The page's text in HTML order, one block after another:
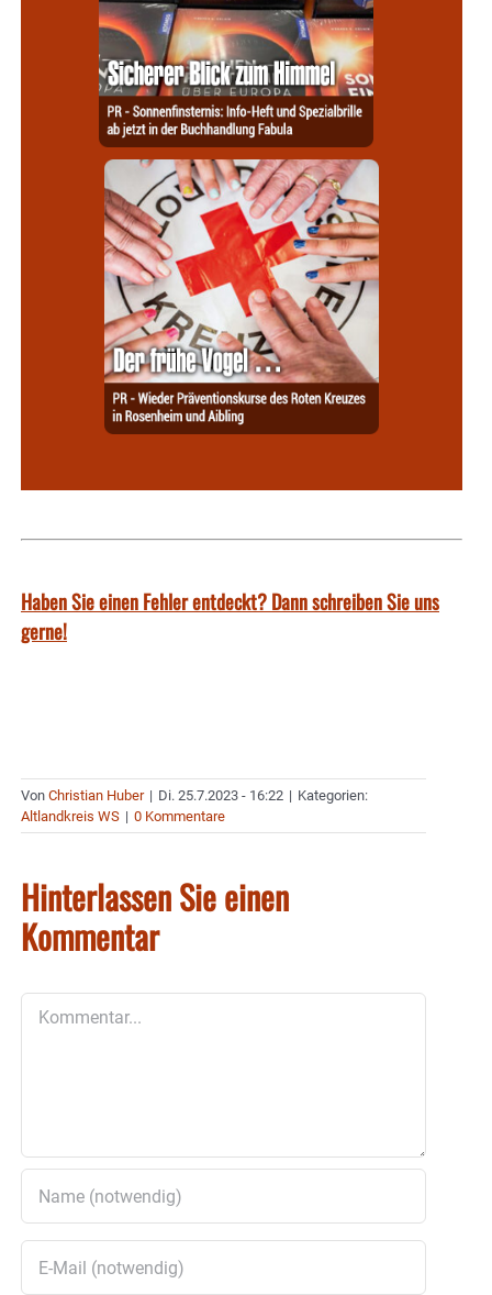
Haben Sie einen Fehler entdeckt? Dann schreiben Sie uns
gerne!
Von Christian Huber | Di. 25.7.2023 - 16:22 | Kategorien:
Altlandkreis WS | 0 Kommentare
Hinterlassen Sie einen
Kommentar